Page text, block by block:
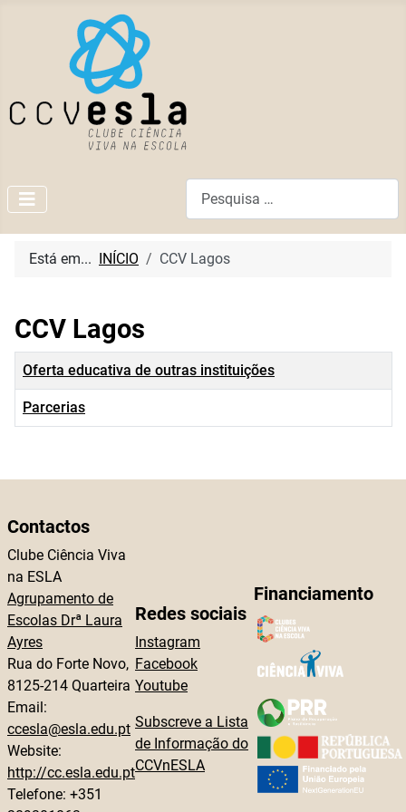
Está em... INÍCIO CCV Lagos
CCV Lagos
Título
Oferta educativa de outras instituições
Parcerias
Contactos
Clube Ciência Viva
na ESLA
Agrupamento de
Escolas Drª Laura
Ayres
Rua do Forte Novo,
8125-214 Quarteira
Email:
ccesla@esla.edu.pt
Website:
http://cc.esla.edu.pt
Telefone: +351
Redes sociais
Instagram
Facebook
Youtube
Subscreve a Lista
de Informação do
CCVnESLA
Financiamento